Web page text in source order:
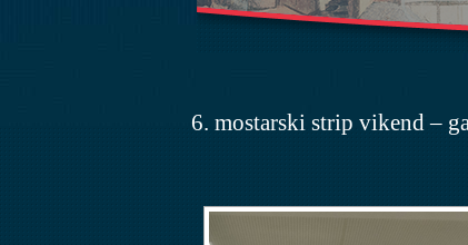
6. mostarski strip vikend –